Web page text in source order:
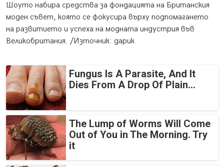
Шоуто набира средства за фондацията на Британския
моден съвет, която се фокусира върху подпомагането
на развитието и успеха на модната индустрия във
Великобритания. /Източник: дарик
Fungus Is A Parasite, And It
Dies From A Drop Of Plain...
The Lump of Worms Will Come
Out of You in The Morning. Try
it